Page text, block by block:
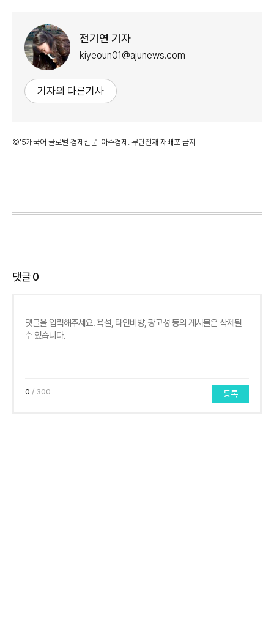
전기연 기자
kiyeoun01@ajunews.com
기자의 다른기사
©'5개국어 글로벌 경제신문' 아주경제. 무단전재·재배포 금지
댓글0
0 / 300 등록